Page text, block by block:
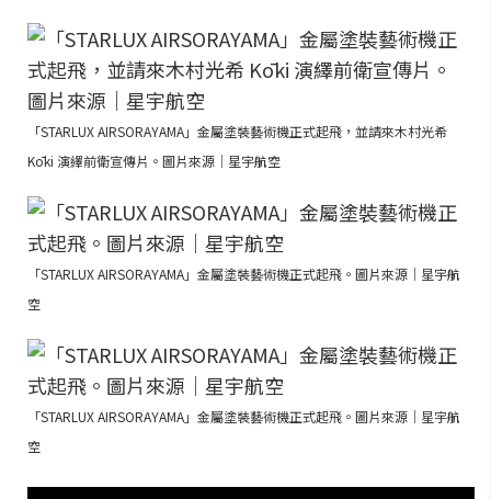
「STARLUX AIRSORAYAMA」金屬塗裝藝術機正式起飛，並請來木村光希
Kōki 演繹前衛宣傳片。圖片來源｜星宇航空
「STARLUX AIRSORAYAMA」金屬塗裝藝術機正式起飛。圖片來源｜星宇航
空
「STARLUX AIRSORAYAMA」金屬塗裝藝術機正式起飛。圖片來源｜星宇航
空